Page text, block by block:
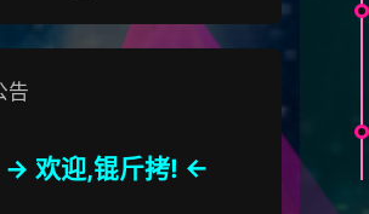
告
-> 欢迎,锟斤拷! <-